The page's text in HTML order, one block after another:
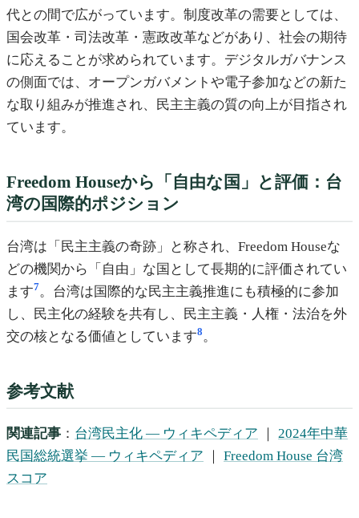
代との間で広がっています。制度改革の需要としては、
国会改革・司法改革・憲政改革などがあり、社会の期待
に応えることが求められています。デジタルガバナンス
の側面では、オープンガバメントや電子参加などの新た
な取り組みが推進され、民主主義の質の向上が目指され
ています。
Freedom Houseから「自由な国」と評価：台
湾の国際的ポジション
台湾は「民主主義の奇跡」と称され、Freedom Houseな
どの機関から「自由」な国として長期的に評価されてい
ます7。台湾は国際的な民主主義推進にも積極的に参加
し、民主化の経験を共有し、民主主義・人権・法治を外
交の核となる価値としています8 。
参考文献
関連記事 ： 台湾民主化 — ウィキペディア ｜ 2024年中華
民国総統選挙 — ウィキペディア ｜ Freedom House 台湾
スコア